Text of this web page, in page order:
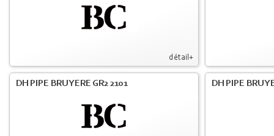
détail+
DH PIPE BRUYERE GR2 2101 DH PIPE